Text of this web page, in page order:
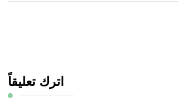
اترك تعليقاً